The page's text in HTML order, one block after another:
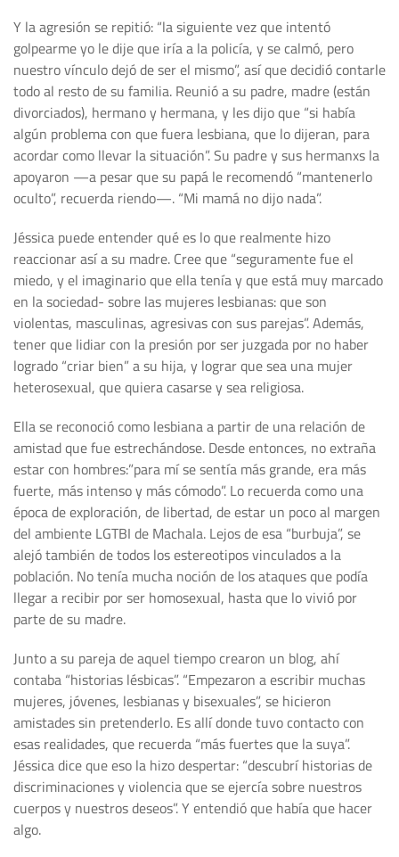
Y la agresión se repitió: “la siguiente vez que intentó
golpearme yo le dije que iría a la policía, y se calmó, pero
nuestro vínculo dejó de ser el mismo”, así que decidió contarle
todo al resto de su familia. Reunió a su padre, madre (están
divorciados), hermano y hermana, y les dijo que “si había
algún problema con que fuera lesbiana, que lo dijeran, para
acordar como llevar la situación”. Su padre y sus hermanxs la
apoyaron —a pesar que su papá le recomendó “mantenerlo
oculto”, recuerda riendo—. “Mi mamá no dijo nada”.
Jéssica puede entender qué es lo que realmente hizo
reaccionar así a su madre. Cree que “seguramente fue el
miedo, y el imaginario que ella tenía y que está muy marcado
en la sociedad- sobre las mujeres lesbianas: que son
violentas, masculinas, agresivas con sus parejas”. Además,
tener que lidiar con la presión por ser juzgada por no haber
logrado “criar bien” a su hija, y lograr que sea una mujer
heterosexual, que quiera casarse y sea religiosa.
Ella se reconoció como lesbiana a partir de una relación de
amistad que fue estrechándose. Desde entonces, no extraña
estar con hombres:”para mí se sentía más grande, era más
fuerte, más intenso y más cómodo”. Lo recuerda como una
época de exploración, de libertad, de estar un poco al margen
del ambiente LGTBI de Machala. Lejos de esa “burbuja”, se
alejó también de todos los estereotipos vinculados a la
población. No tenía mucha noción de los ataques que podía
llegar a recibir por ser homosexual, hasta que lo vivió por
parte de su madre.
Junto a su pareja de aquel tiempo crearon un blog, ahí
contaba “historias lésbicas”. “Empezaron a escribir muchas
mujeres, jóvenes, lesbianas y bisexuales”, se hicieron
amistades sin pretenderlo. Es allí donde tuvo contacto con
esas realidades, que recuerda “más fuertes que la suya”.
Jéssica dice que eso la hizo despertar: “descubrí historias de
discriminaciones y violencia que se ejercía sobre nuestros
cuerpos y nuestros deseos”. Y entendió que había que hacer
algo.